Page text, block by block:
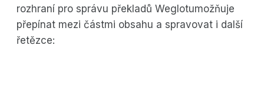
rozhraní pro správu překladů Weglotumožňuje
přepínat mezi částmi obsahu a spravovat i další
řetězce: